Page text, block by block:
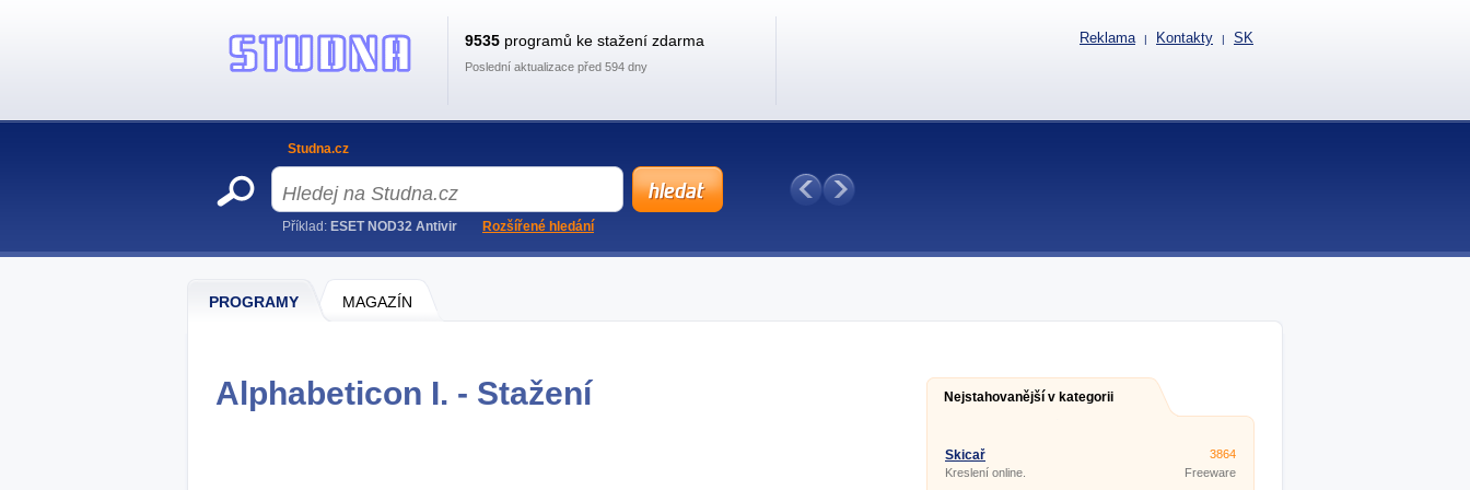
PROGRAMY MAGAZÍN
Alphabeticon I. - Stažení Nejstahovanější v kategorii
Skicař
Kreslení online.
3864
Freeware
9535 programů ke stažení zdarma
Poslední aktualizace před 594 dny
Reklama | Kontakty | SK
Studna.cz
Příklad: ESET NOD32 Antivir Rozšířené hledání